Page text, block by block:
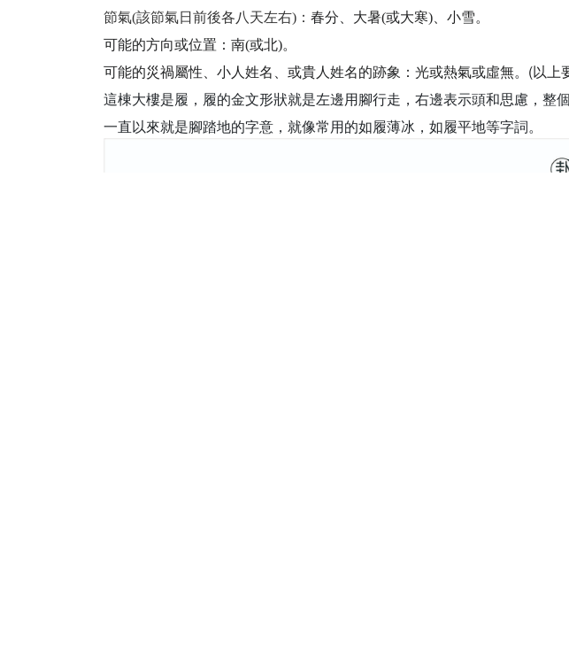
節氣(該節氣日前後各八天左右) ： 春分、大暑(或大寒) 、小雪。
可能的方向或位置：南(或北)。
可能的災禍屬性、小人姓名、或貴人姓名的跡象：光或熱氣或虛無。(以上
這棟大樓是履，履的金文形狀就是左邊用腳行走，右邊表示頭和思慮，整
一直以來就是腳踏地的字意，就像常用的如履薄冰，如履平地等字詞。